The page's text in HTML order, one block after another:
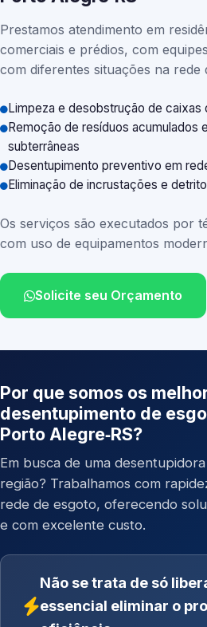
Prestamos atendimento em
comerciais e prédios, com
com diferentes situações na rede
Limpeza e desobstrução de caixas
Remoção de resíduos acumulados
subterrâneas
Desentupimento preventivo em
Eliminação de incrustações e
Os serviços são executados por
com uso de equipamentos
Solicite seu Orçamento
Por que somos os
desentupimento de
Porto Alegre‑RS?
Em busca de uma
região? Trabalhamos com
rede de esgoto, oferecendo
e com excelente custo.
Não se trata de só
essencial eliminar o